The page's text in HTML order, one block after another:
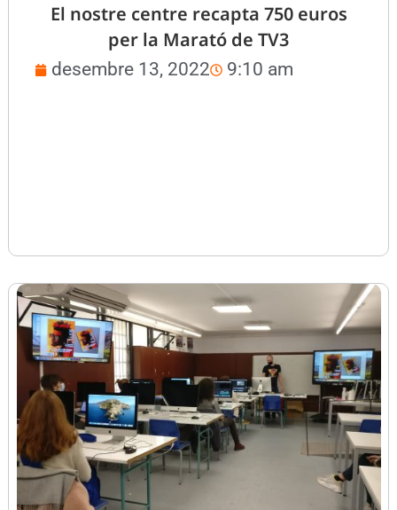
El nostre centre recapta 750 euros
per la Marató de TV3
desembre 13, 2022 9:10 am